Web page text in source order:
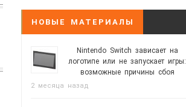
НОВЫЕ МАТЕРИАЛЫ
Nintendo Switch зависает на
логотипе или не запускает игры:
возможные причины сбоя
2 месяца назад